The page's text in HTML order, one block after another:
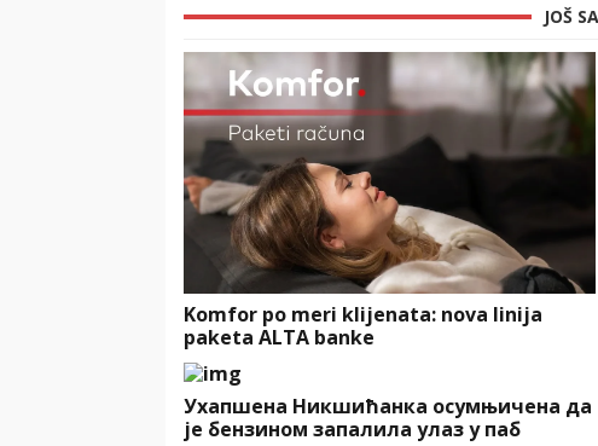
JOŠ
Komfor po meri klijenata: nova linija
paketa ALTA banke
Ухапшена Никшићанка осумњичена да
је бензином запалила улаз у паб